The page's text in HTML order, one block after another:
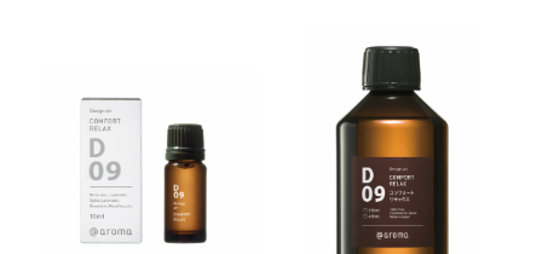
ユーカリ エキゾチック
和